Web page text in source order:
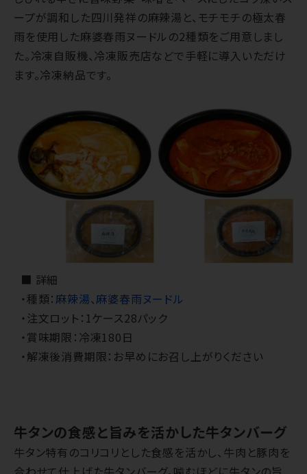
ープが調和した四川発祥の麻辣湯と、モチモチの極太春
雨を使用した麻婆春雨ヌードルの2種類をご用意しまし
た。冷凍自販機、冷凍販売店などで手軽に導入いただけ
ます。冷凍納品です。
■ 詳細
・種類：麻辣湯、麻婆春雨ヌードル
・注文ロット：1ケース28パック
・賞味期限：冷凍180日
・解凍後消費期限：お早めにお召し上がりください
牛タンの食感と旨みを活かした牛タンバーグ
牛タン特有のコリコリとした食感を活かし、牛肉と豚肉を